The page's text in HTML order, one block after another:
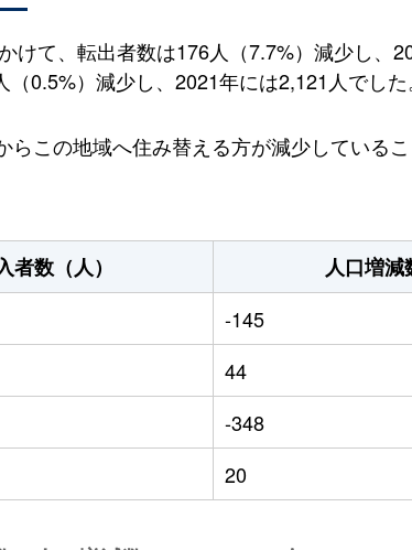
て、転出者数は176人（7.7%）減少し、
0.5%）減少し、2021年には2,121人でした
この地域へ住み替える方が減少しているこ
者数（人）
人口増減
-145
44
-348
20